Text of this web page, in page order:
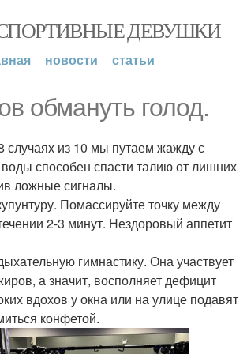
| СПОРТИВНЫЕ ДЕВУШКИ
новости статьи
обмануть голод.
случаях из 10 мы путаем жажду с
способен спасти талию от лишних
ложные сигналы.
Помассируйте точку между
2-3 минут. Нездоровый аппетит
гимнастику. Она участвует
а значит, восполняет дефицит
вдохов у окна или на улице подавят
конфетой.